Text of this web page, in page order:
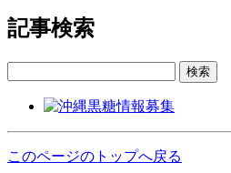
記事検索
検索
このページのトップへ戻る